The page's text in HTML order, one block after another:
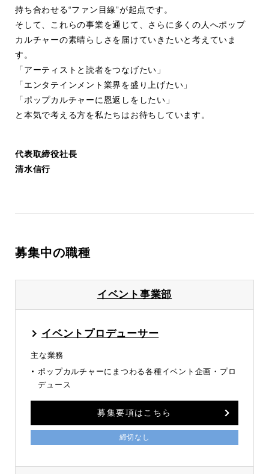
持ち合わせる“ファン目線”が起点です。
そして、これらの事業を通じて、さらに多くの人へポップ
カルチャーの素晴らしさを届けていきたいと考えていま
す。
「アーティストと読者をつなげたい」
「エンタテインメント業界を盛り上げたい」
「ポップカルチャーに恩返しをしたい」
と本気で考える方を私たちはお待ちしています。
代表取締役社長
清水信行
募集中の職種
イベント事業部
イベントプロデューサー
主な業務
ポップカルチャーにまつわる各種イベント企画・プロ
デュース
募集要項はこちら
締切なし